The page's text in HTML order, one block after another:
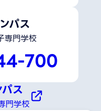
パス
専門学校
700
ス
門学校